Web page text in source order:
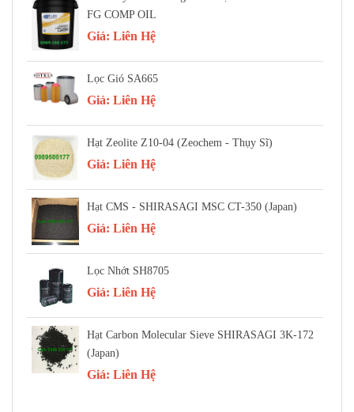
FG COMP OIL
Giá: Liên Hệ
Lọc Gió SA665
Giá: Liên Hệ
Hạt Zeolite Z10-04 (Zeochem - Thụy Sĩ)
Giá: Liên Hệ
Hạt CMS - SHIRASAGI MSC CT-350 (Japan)
Giá: Liên Hệ
Lọc Nhớt SH8705
Giá: Liên Hệ
Hạt Carbon Molecular Sieve SHIRASAGI 3K-172
(Japan)
Giá: Liên Hệ